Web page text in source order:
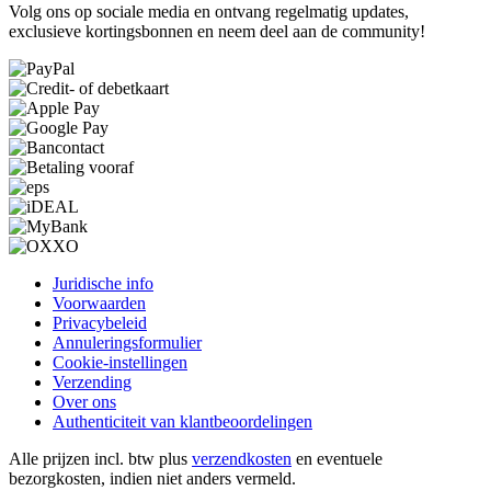
Volg ons op sociale media en ontvang regelmatig updates,
exclusieve kortingsbonnen en neem deel aan de community!
Juridische info
Voorwaarden
Privacybeleid
Annuleringsformulier
Cookie-instellingen
Verzending
Over ons
Authenticiteit van klantbeoordelingen
Alle prijzen incl. btw plus verzendkosten en eventuele
bezorgkosten, indien niet anders vermeld.